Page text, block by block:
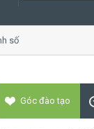
Góc đào tạo